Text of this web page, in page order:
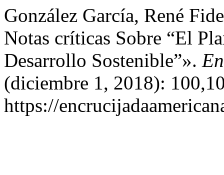
González García, René
Notas críticas Sobre “El
Desarrollo Sostenible”».
(diciembre 1, 2018):
https://